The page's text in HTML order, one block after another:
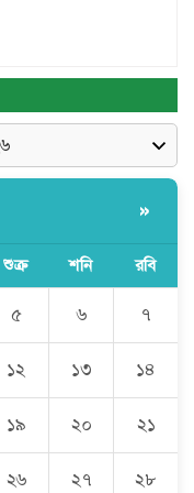
»
শুক্র শনি রবি
৫ ৬ ৭
১২ ১৩ ১৪
১৯ ২০ ২১
২৬ ২৭ ২৮